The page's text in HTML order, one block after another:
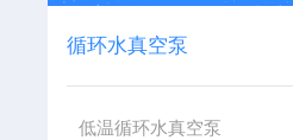
循环水真空泵
低温循环水真空泵